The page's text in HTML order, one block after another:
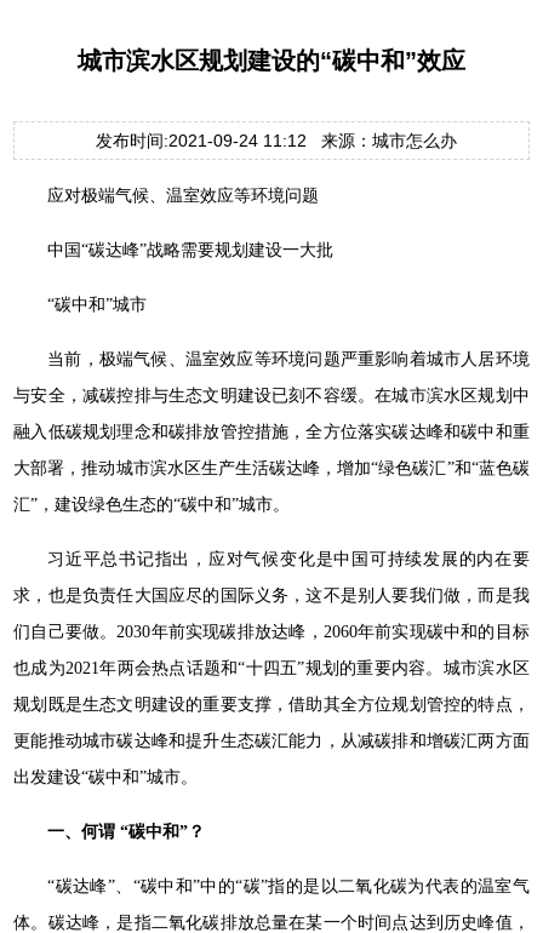
城市滨水区规划建设的“碳中和”效应
发布时间:2021-09-24 11:12 来源：城市怎么办
应对极端气候、温室效应等环境问题
中国“碳达峰”战略需要规划建设一大批
“碳中和”城市
当前，极端气候、温室效应等环境问题严重影响着城市人居环境
与安全，减碳控排与生态文明建设已刻不容缓。在城市滨水区规划中
融入低碳规划理念和碳排放管控措施，全方位落实碳达峰和碳中和重
大部署，推动城市滨水区生产生活碳达峰，增加“绿色碳汇”和“蓝色碳
汇”，建设绿色生态的“碳中和”城市。
习近平总书记指出，应对气候变化是中国可持续发展的内在要
求，也是负责任大国应尽的国际义务，这不是别人要我们做，而是我
们自己要做。2030年前实现碳排放达峰，2060年前实现碳中和的目标
也成为2021年两会热点话题和“十四五”规划的重要内容。城市滨水区
规划既是生态文明建设的重要支撑，借助其全方位规划管控的特点，
更能推动城市碳达峰和提升生态碳汇能力，从减碳排和增碳汇两方面
出发建设“碳中和”城市。
一、何谓 “碳中和”？
“碳达峰”、“碳中和”中的“碳”指的是以二氧化碳为代表的温室气
体。碳达峰，是指二氧化碳排放总量在某一个时间点达到历史峰值，